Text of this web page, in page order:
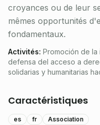
croyances ou de leur
mêmes opportunités
fondamentaux.
Activités: Promoción de la
defensa del acceso a
solidarias y humanitarias
Caractéristiques
es fr Association